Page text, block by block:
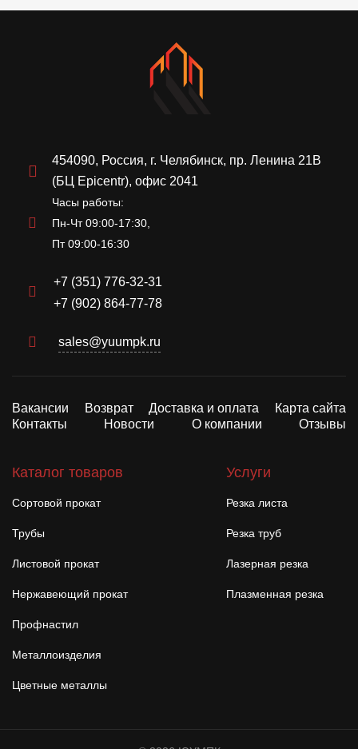
454090, Россия, г. Челябинск, пр. Ленина 21В
(БЦ Epicentr), офис 2041
Часы работы:
Пн-Чт 09:00-17:30,
Пт 09:00-16:30
+7 (351) 776-32-31
+7 (902) 864-77-78
sales@yuumpk.ru
Вакансии Возврат Доставка и оплата
Карта сайта
Контакты
Новости О компании Отзывы
Каталог товаров
Сортовой прокат
Трубы
Листовой прокат
Нержавеющий прокат
Профнастил
Металлоизделия
Цветные металлы
Услуги
Резка листа
Резка труб
Лазерная резка
Плазменная резка